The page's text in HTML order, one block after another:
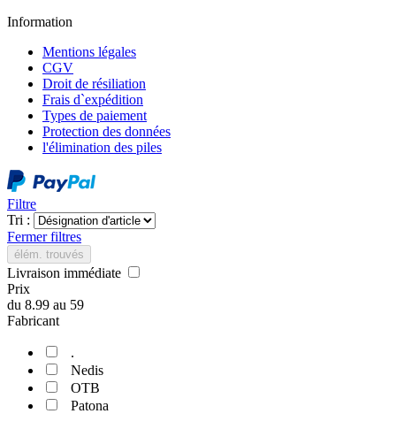
Information
Mentions légales
CGV
Droit de résiliation
Frais d`expédition
Types de paiement
Protection des données
l'élimination des piles
Filtre
Tri :
Fermer filtres
élém. trouvés
Livraison immédiate
Prix
du 8.99 au 59
Fabricant
.
Nedis
OTB
Patona